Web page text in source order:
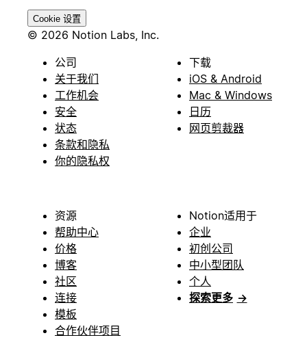
Cookie 设置
© 2026 Notion Labs, Inc.
公司
关于我们
工作机会
安全
状态
条款和隐私
你的隐私权
下载
iOS & Android
Mac & Windows
日历
网页剪裁器
资源
帮助中心
价格
博客
社区
连接
模板
合作伙伴项目
Notion适用于
企业
初创公司
中小型团队
个人
探索更多 →